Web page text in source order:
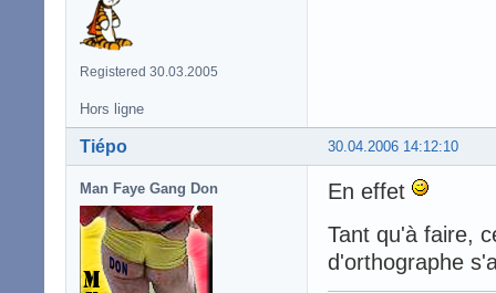
Registered 30.03.2005
Hors ligne
30.04.2006 14:12:10
Tiépo
Man Faye Gang Don
En effet
Tant qu'à faire,
d'orthographe